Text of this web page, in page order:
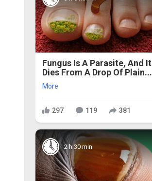
Fungus Is A Parasite, And It
Dies From A Drop Of Plain...
More
297 119 381
2 h 30 min